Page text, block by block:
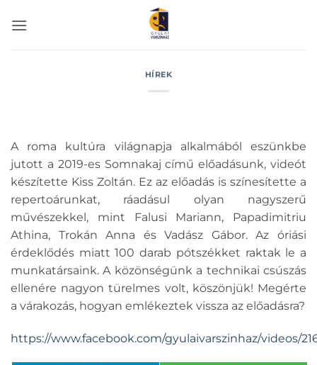
HÍREK
A roma kultúra világnapja alkalmából eszünkbe
jutott a 2019-es Somnakaj című előadásunk, videót
készítette Kiss Zoltán. Ez az előadás is színesítette a
repertoárunkat, ráadásul olyan nagyszerű
művészekkel, mint Falusi Mariann, Papadimitriu
Athina, Trokán Anna és Vadász Gábor. Az óriási
érdeklődés miatt 100 darab pótszékket raktak le a
munkatársaink. A közönségünk a technikai csúszás
ellenére nagyon türelmes volt, köszönjük! Megérte
a várakozás, hogyan emlékeztek vissza az előadásra?
https://www.facebook.com/gyulaivarszinhaz/videos/